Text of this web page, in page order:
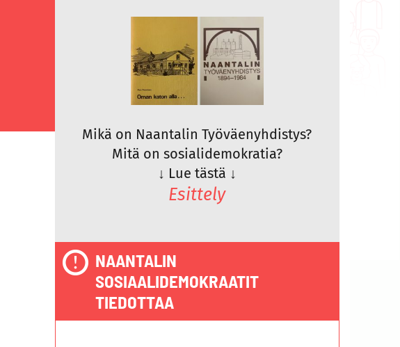
Mikä on Naantalin Työväenyhdistys?
Mitä on sosialidemokratia?
↓ Lue tästä ↓
Esittely
NAANTALIN
SOSIAALIDEMOKRAATIT
TIEDOTTAA